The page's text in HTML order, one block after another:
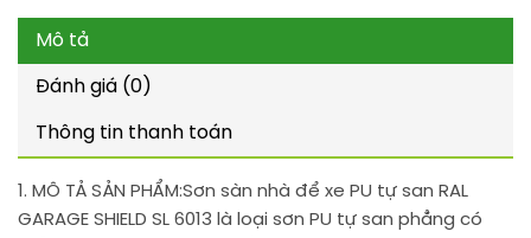
Mô tả
Đánh giá (0)
Thông tin thanh toán
1. MÔ TẢ SẢN PHẨM:Sơn sàn nhà để xe PU tự san RAL
GARAGE SHIELD SL 6013 là loại sơn PU tự san phẳng có